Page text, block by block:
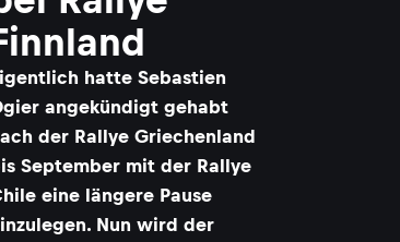
hatte Sebastien
angekündigt gehabt
der Rallye Griechenland
September mit der Rallye
eine längere Pause
Nun wird der